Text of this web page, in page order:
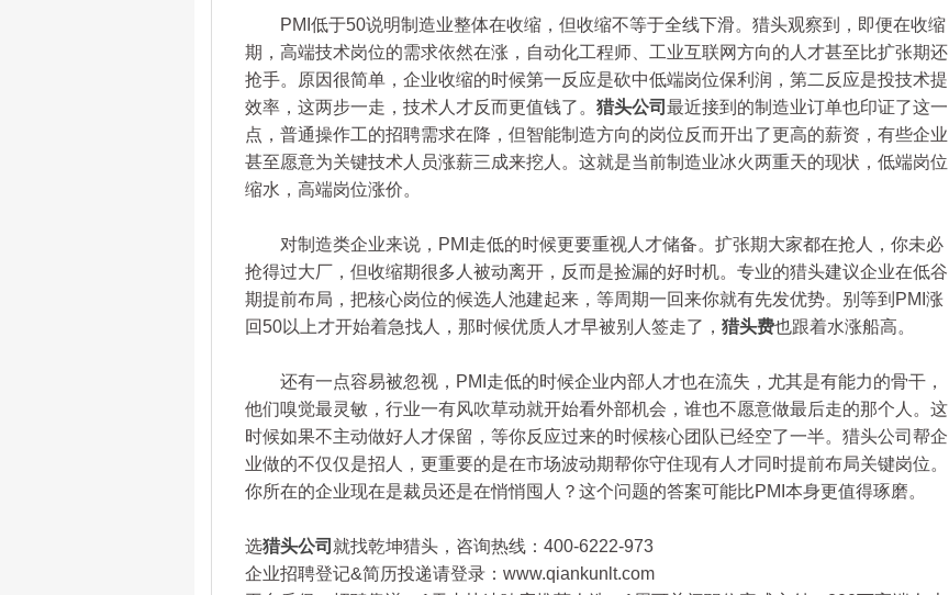
PMI低于50说明制造业整体在收缩，但收缩不等于全线下滑。猎头观察到，即便在收缩
期，高端技术岗位的需求依然在涨，自动化工程师、工业互联网方向的人才甚至比扩张期还
抢手。原因很简单，企业收缩的时候第一反应是砍中低端岗位保利润，第二反应是投技术提
效率，这两步一走，技术人才反而更值钱了。 猎头公司 最近接到的制造业订单也印证了这一
点，普通操作工的招聘需求在降，但智能制造方向的岗位反而开出了更高的薪资，有些企业
甚至愿意为关键技术人员涨薪三成来挖人。这就是当前制造业冰火两重天的现状，低端岗位
缩水，高端岗位涨价。
对制造类企业来说，PMI走低的时候更要重视人才储备。扩张期大家都在抢人，你未必
抢得过大厂，但收缩期很多人被动离开，反而是捡漏的好时机。专业的猎头建议企业在低谷
期提前布局，把核心岗位的候选人池建起来，等周期一回来你就有先发优势。别等到PMI涨
回50以上才开始着急找人，那时候优质人才早被别人签走了， 猎头费也跟着水涨船高。
还有一点容易被忽视，PMI走低的时候企业内部人才也在流失，尤其是有能力的骨干，
他们嗅觉最灵敏，行业一有风吹草动就开始看外部机会，谁也不愿意做最后走的那个人。这
时候如果不主动做好人才保留，等你反应过来的时候核心团队已经空了一半。猎头公司帮企
业做的不仅仅是招人，更重要的是在市场波动期帮你守住现有人才同时提前布局关键岗位。
你所在的企业现在是裁员还是在悄悄囤人？这个问题的答案可能比PMI本身更值得琢磨。
选猎头公司 就找乾坤猎头，咨询热线：400-6222-973
企业招聘登记&简历投递请登录：www.qiankunlt.com